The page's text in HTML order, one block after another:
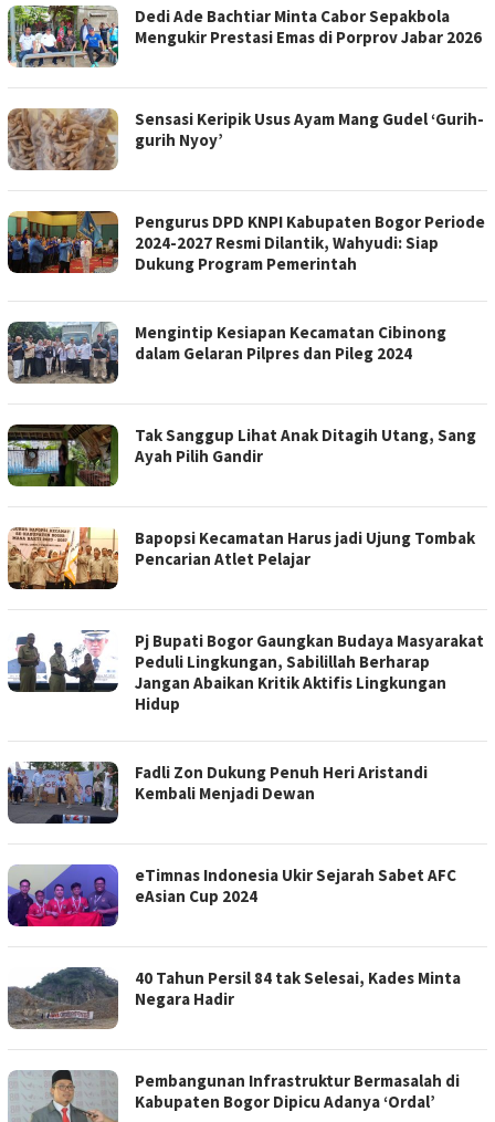
Dedi Ade Bachtiar Minta Cabor Sepakbola
Mengukir Prestasi Emas di Porprov Jabar 2026
Sensasi Keripik Usus Ayam Mang Gudel ‘Gurih-
gurih Nyoy’
Pengurus DPD KNPI Kabupaten Bogor Periode
2024-2027 Resmi Dilantik, Wahyudi: Siap
Dukung Program Pemerintah
Mengintip Kesiapan Kecamatan Cibinong
dalam Gelaran Pilpres dan Pileg 2024
Tak Sanggup Lihat Anak Ditagih Utang, Sang
Ayah Pilih Gandir
Bapopsi Kecamatan Harus jadi Ujung Tombak
Pencarian Atlet Pelajar
Pj Bupati Bogor Gaungkan Budaya Masyarakat
Peduli Lingkungan, Sabilillah Berharap
Jangan Abaikan Kritik Aktifis Lingkungan
Hidup
Fadli Zon Dukung Penuh Heri Aristandi
Kembali Menjadi Dewan
eTimnas Indonesia Ukir Sejarah Sabet AFC
eAsian Cup 2024
40 Tahun Persil 84 tak Selesai, Kades Minta
Negara Hadir
Pembangunan Infrastruktur Bermasalah di
Kabupaten Bogor Dipicu Adanya ‘Ordal’